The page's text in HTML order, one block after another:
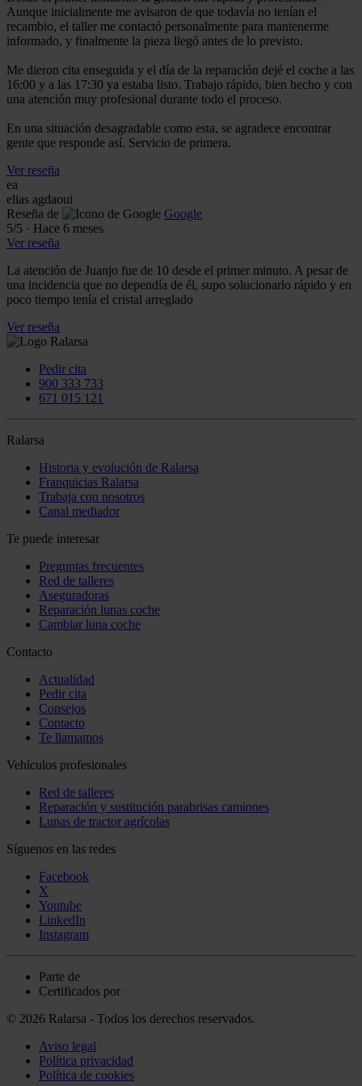
Aunque inicialmente me avisaron de que todavía no tenían el
recambio, el taller me contactó personalmente para mantenerme
informado, y finalmente la pieza llegó antes de lo previsto.
Me dieron cita enseguida y el día de la reparación dejé el coche a las
16:00 y a las 17:30 ya estaba listo. Trabajo rápido, bien hecho y con
una atención muy profesional durante todo el proceso.
En una situación desagradable como esta, se agradece encontrar
gente que responde así. Servicio de primera.
Ver reseña
ea
elias agdaoui
Reseña de
Google
5/5 · Hace 6 meses
Ver reseña
La atención de Juanjo fue de 10 desde el primer minuto. A pesar de
una incidencia que no dependía de él, supo solucionarlo rápido y en
poco tiempo tenía el cristal arreglado
Ver reseña
Pedir cita
900 333 733
671 015 121
Ralarsa
Historia y evolución de Ralarsa
Franquicias Ralarsa
Trabaja con nosotros
Canal mediador
Te puede interesar
Preguntas frecuentes
Red de talleres
Aseguradoras
Reparación lunas coche
Cambiar luna coche
Contacto
Actualidad
Pedir cita
Consejos
Contacto
Te llamamos
Vehículos profesionales
Red de talleres
Reparación y sustitución parabrisas camiones
Lunas de tractor agrícolas
Síguenos en las redes
Facebook
X
Youtube
LinkedIn
Instagram
Parte de
Certificados por
© 2026 Ralarsa - Todos los derechos reservados.
Aviso legal
Política privacidad
Política de cookies